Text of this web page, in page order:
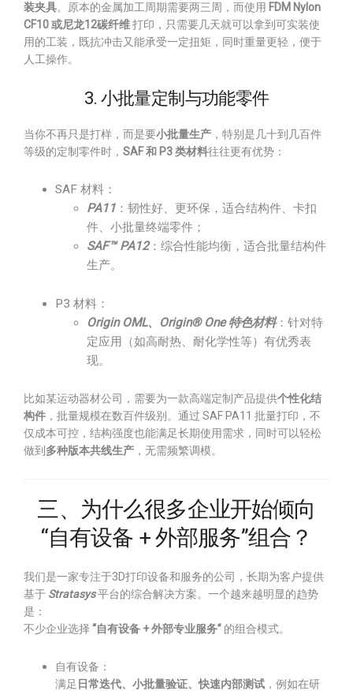
装夹具。原本的金属加工周期需要两三周，而使用 FDM Nylon
CF10 或尼龙12碳纤维打印，只需要几天就可以拿到可实装使
用的工装，既抗冲击又能承受一定扭矩，同时重量更轻，便于
人工操作。
3. 小批量定制与功能零件
当你不再只是打样，而是要小批量生产 ，特别是几十到几百件
等级的定制零件时， SAF 和 P3 类材料往往更有优势：
SAF 材料：
PA11 ：韧性好、更环保，适合结构件、卡扣
件、小批量终端零件；
SAF™ PA12：综合性能均衡，适合批量结构件
生产。
P3 材料：
Origin OML、Origin® One 特色材料：针对特
定应用（如高耐热、耐化学性等）有优秀表
现。
比如某运动器材公司，需要为一款高端定制产品提供个性化结
构件 ，批量规模在数百件级别。通过 SAF PA11 批量打印，不
仅成本可控，结构强度也能满足长期使用需求，同时可以轻松
做到 多种版本共线生产 ，无需频繁调模。
三、为什么很多企业开始倾向
“自有设备 + 外部服务”组合？
我们是一家专注于3D打印设备和服务的公司，长期为客户提供
基于 Stratasys平台的综合解决方案。一个越来越明显的趋势
是：
不少企业选择 “自有设备 + 外部专业服务” 的组合模式。
自有设备：
满足 日常迭代、小批量验证、快速内部测试 ，例如在研